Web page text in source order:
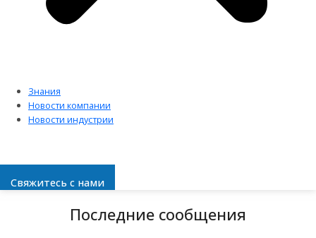
Знания
Новости компании
Новости индустрии
Свяжитесь с нами
Последние сообщения